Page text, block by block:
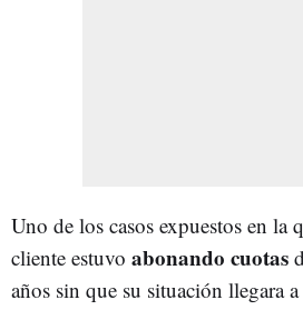
Uno de los casos expuestos en la
cliente estuvo abonando cuotas
años sin que su situación llegara a